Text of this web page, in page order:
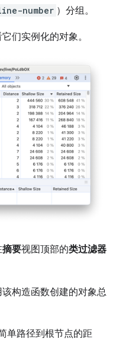
number ）分组。
们实例化的对象。
摘要视图顶部的类过滤器
构造函数创建的对象总
单路径到根节点的距